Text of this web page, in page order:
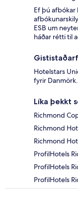
Ef þú
ESB um
háðar rétti til
Hotelstars
fyrir
Líka þekkt
Richmond
Richmond
Richmond
ProfilHotels
ProfilHotels
ProfilHotels